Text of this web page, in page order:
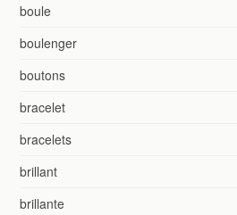
boule
boulenger
boutons
bracelet
bracelets
brillant
brillante